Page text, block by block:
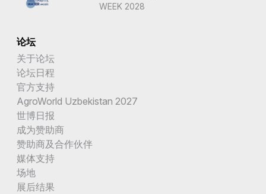
WEEK 2028
论坛
关于论坛
论坛日程
官方支持
AgroWorld Uzbekistan 2027
世博日报
成为赞助商
赞助商及合作伙伴
媒体支持
场地
展后结果